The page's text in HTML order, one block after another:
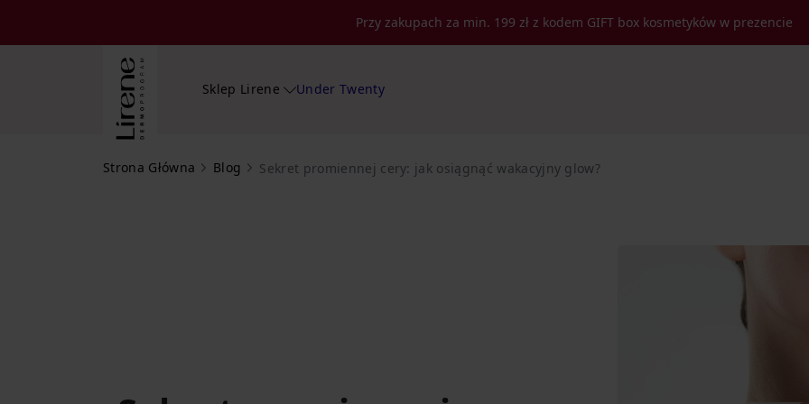
Przy zakupach za min. 199 zł z kodem GIFT box kosmetyków w prezencie
Sklep Lirene Under Twenty
Strona Główna Blog Sekret promiennej cery: jak osiągnąć wakacyjny glow?